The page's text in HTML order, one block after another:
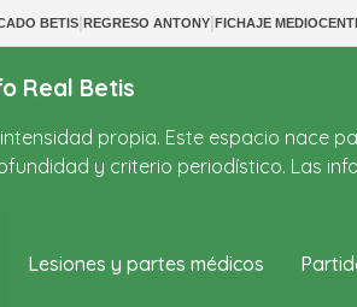
BETIS|REGRESO ANTONY|FICHAJE
Real Betis
intensidad propia. Este espacio
y criterio periodístico. Las
Lesiones y partes médicos